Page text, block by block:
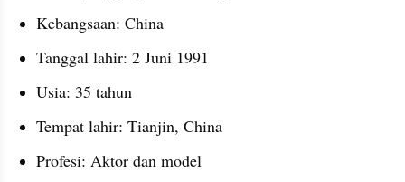
Kebangsaan: China
Tanggal lahir: 2 Juni 1991
Usia: 35 tahun
Tempat lahir: Tianjin, China
Profesi: Aktor dan model